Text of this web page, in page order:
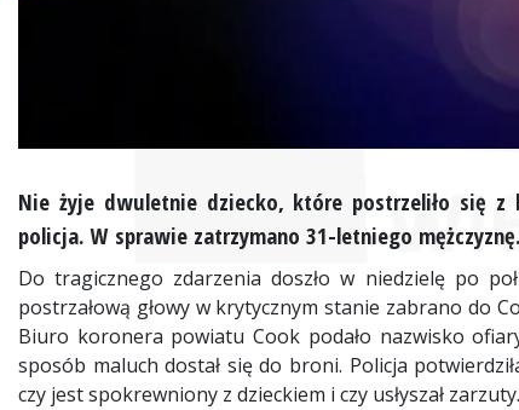
Nie żyje dwuletnie dziecko, które postrzeliło się
policja. W sprawie zatrzymano 31-letniego mężczyznę.
Do tragicznego zdarzenia doszło w niedzielę po
postrzałową głowy w krytycznym stanie zabrano do
Biuro koronera powiatu Cook podało nazwisko
sposób maluch dostał się do broni. Policja
czy jest spokrewniony z dzieckiem i czy usłyszał zarzuty.